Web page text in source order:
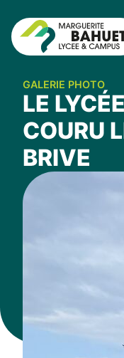
GALERIE PHOTO
LE
COURU
BRIVE